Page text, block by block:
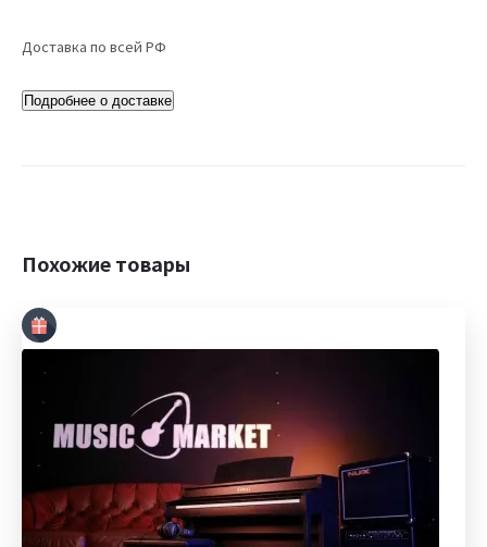
Доставка по всей РФ
Подробнее о доставке
Похожие товары